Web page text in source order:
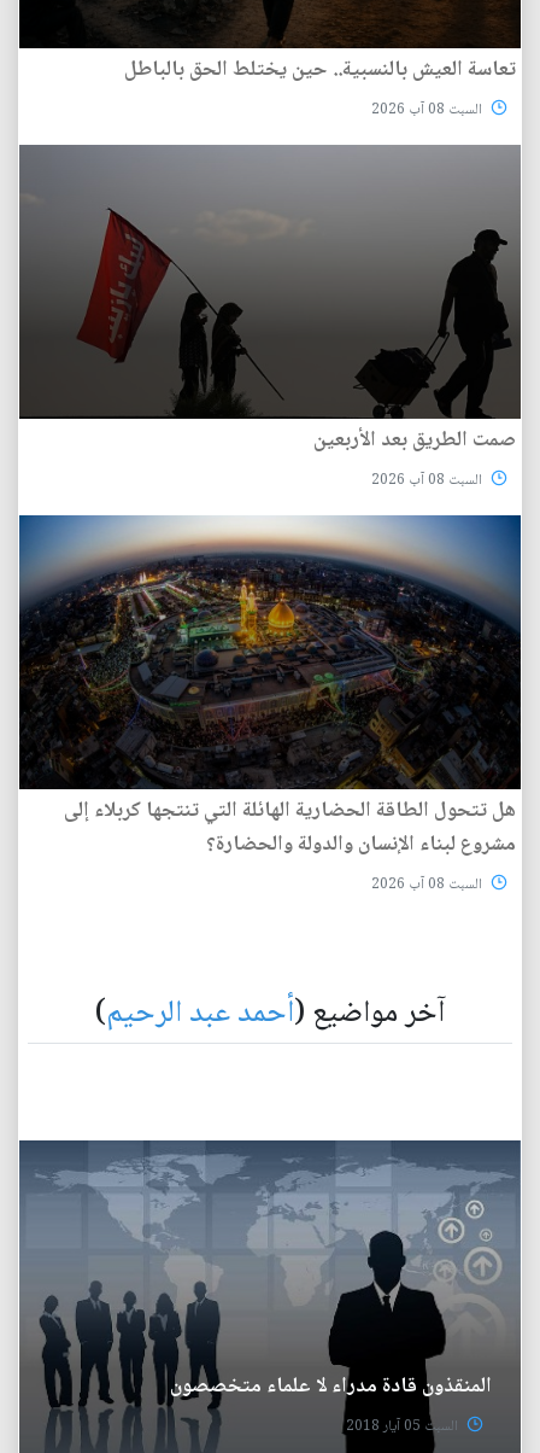
تعاسة العيش بالنسبية.. حين يختلط الحق بالباطل
السبت 08 آب 2026
صمت الطريق بعد الأربعين
السبت 08 آب 2026
هل تتحول الطاقة الحضارية الهائلة التي تنتجها كربلاء إلى
مشروع لبناء الإنسان والدولة والحضارة؟
السبت 08 آب 2026
آخر مواضيع (أحمد عبد الرحيم)
المنقذون قادة مدراء لا علماء متخصصون
السبت 05 آيار 2018